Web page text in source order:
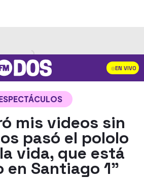
EN VIVO
mis videos sin
pasó el pololo
vida, que está
en Santiago 1"